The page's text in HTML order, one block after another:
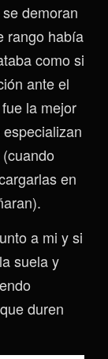
demoran
rango había
como si
ante el
la mejor
en
a mi y si
suela y
duren